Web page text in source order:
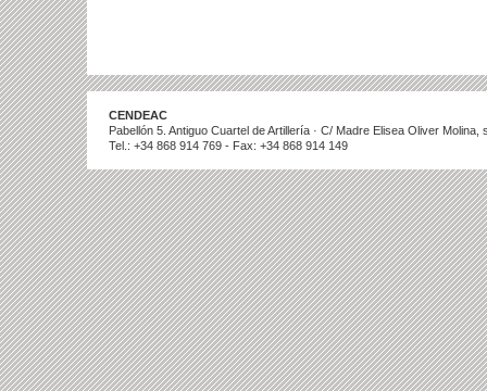
CENDEAC
Pabellón 5. Antiguo Cuartel de Artillería · C/ Madre Elisea Oliver
Tel.: +34 868 914 769 - Fax: +34 868 914 149